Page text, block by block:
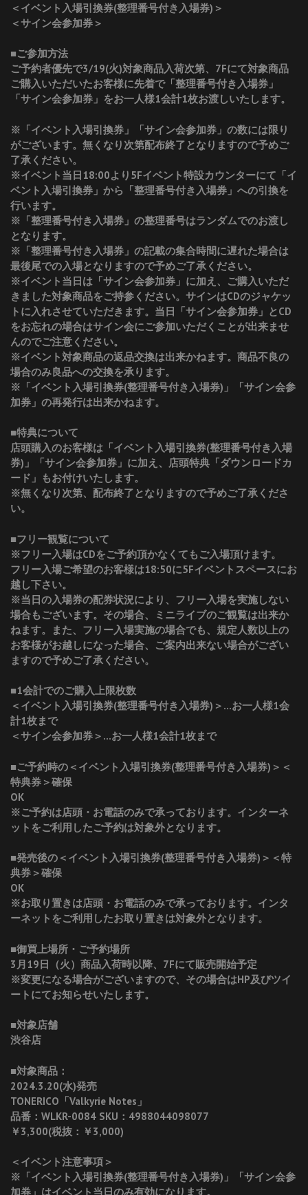
＜イベント入場引換券(整理番号付き入場券)＞
＜サイン会参加券＞
■ご参加方法
ご予約者優先で3/19(火)対象商品入荷次第、7Fにて対象商品
ご購入いただいたお客様に先着で「整理番号付き入場券」
「サイン会参加券」をお一人様1会計1枚お渡しいたします。
※「イベント入場引換券」「サイン会参加券」の数には限り
がございます。無くなり次第配布終了となりますので予めご
了承ください。
※イベント当日18:00より5Fイベント特設カウンターにて「イ
ベント入場引換券」から「整理番号付き入場券」への引換を
行います。
※「整理番号付き入場券」の整理番号はランダムでのお渡し
となります。
※「整理番号付き入場券」の記載の集合時間に遅れた場合は
最後尾での入場となりますので予めご了承ください。
※イベント当日は「サイン会参加券」に加え、ご購入いただ
きました対象商品をご持参ください。サインはCDのジャケッ
トに入れさせていただきます。当日「サイン会参加券」とCD
をお忘れの場合はサイン会にご参加いただくことが出来ませ
んのでご注意ください。
※イベント対象商品の返品交換は出来かねます。商品不良の
場合のみ良品への交換を承ります。
※「イベント入場引換券(整理番号付き入場券)」「サイン会参
加券」の再発行は出来かねます。
■特典について
店頭購入のお客様は「イベント入場引換券(整理番号付き入場
券)」「サイン会参加券」に加え、店頭特典「ダウンロードカ
ード」もお付けいたします。
※無くなり次第、配布終了となりますので予めご了承くださ
い。
■フリー観覧について
※フリー入場はCDをご予約頂かなくてもご入場頂けます。
フリー入場ご希望のお客様は18:50に5Fイベントスペースにお
越し下さい。
※当日の入場券の配券状況により、フリー入場を実施しない
場合もございます。その場合、ミニライブのご観覧は出来か
ねます。また、フリー入場実施の場合でも、規定人数以上の
お客様がお越しになった場合、ご案内出来ない場合がござい
ますので予めご了承ください。
■1会計でのご購入上限枚数
＜イベント入場引換券(整理番号付き入場券)＞…お一人様1会
計1枚まで
＜サイン会参加券＞…お一人様1会計1枚まで
■ご予約時の＜イベント入場引換券(整理番号付き入場券)＞＜
特典券＞確保
OK
※ご予約は店頭・お電話のみで承っております。インターネ
ットをご利用したご予約は対象外となります。
■発売後の＜イベント入場引換券(整理番号付き入場券)＞＜特
典券＞確保
OK
※お取り置きは店頭・お電話のみで承っております。インタ
ーネットをご利用したお取り置きは対象外となります。
■御買上場所・ご予約場所
3月19日（火）商品入荷時以降、7Fにて販売開始予定
※変更になる場合がございますので、その場合はHP及びツイ
ートにてお知らせいたします。
■対象店舗
渋谷店
■対象商品：
2024.3.20(水)発売
TONERICO「Valkyrie Notes」
品番：WLKR-0084 SKU：4988044098077
￥3,300(税抜：￥3,000)
＜イベント注意事項＞
※「イベント入場引換券(整理番号付き入場券)」「サイン会参
加券」はイベント当日のみ有効になります。